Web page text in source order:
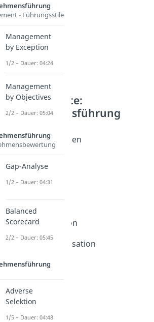
Weitere Inhalte:
Unternehmensführung
Dauer: 03:46
Stabliniensystem
Dauer: 04:04
Spartenorganisation
Dauer: 05:05
Funktionale Organisation
- Führungsstile
Management
by Exception
1/2 – Dauer: 04:24
Management
by Objectives
2/2 – Dauer: 05:04
Gap-Analyse
1/2 – Dauer: 04:31
Balanced
Scorecard
2/2 – Dauer: 05:45
Adverse
Selektion
1/5 – Dauer: 04:48